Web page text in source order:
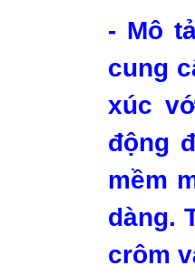
- Mô
cung
xúc
động
mềm
dàng.
crôm